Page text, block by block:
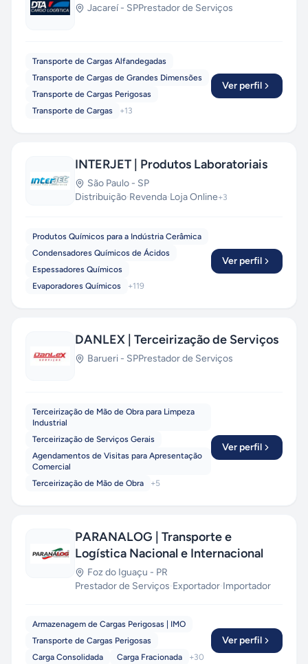
Jacareí- SPPrestador de Serviços
Transporte de Cargas Alfandegadas
Transporte de Cargas de Grandes Dimensões
Transporte de Cargas Perigosas
Transporte de Cargas
+13
Ver perfil
INTERJET | Produtos Laboratoriais
São Paulo - SP
Distribuição·Revenda·Loja Online+3
Produtos Químicos para a Indústria Cerâmica
Condensadores Químicos de Ácidos
Espessadores Químicos
Evaporadores Químicos
+119
Ver perfil
DANLEX | Terceirização de Serviços
Barueri - SPPrestador de Serviços
Terceirização de Mão de Obra para Limpeza
Industrial
Terceirização de Serviços Gerais
Agendamentos de Visitas para Apresentação
Comercial
Terceirização de Mão de Obra
+5
Ver perfil
PARANALOG | Transporte e
Logística Nacional e Internacional
Foz do Iguaçu - PR
Prestador de Serviços·Exportador·Importador
Armazenagem de Cargas Perigosas | IMO
Transporte de Cargas Perigosas
Carga Consolidada
Carga Fracionada +30
Ver perfil